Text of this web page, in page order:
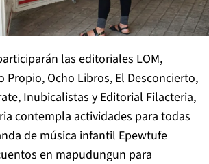
las editoriales LOM,
Propio, Ocho Libros, El Desconcierto,
Inubicalistas y Editorial Filacteria,
contempla actividades para todas
de música infantil Epewtufe
en mapudungun para